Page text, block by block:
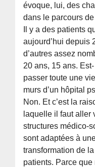
évoque, lui, des
dans le parcours
Il y a des patients
aujourd’hui depuis
d’autres assez
20 ans, 15 ans.
passer toute une
murs d’un hôpital
Non. Et c’est la
laquelle il faut aller
structures médico-
sont adaptées à
transformation de
patients. Parce que